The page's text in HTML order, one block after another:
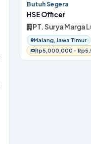
Butuh Segera
HSE Officer
PT. Surya Marga
Malang, Jawa Timur
Rp5,000,000 -